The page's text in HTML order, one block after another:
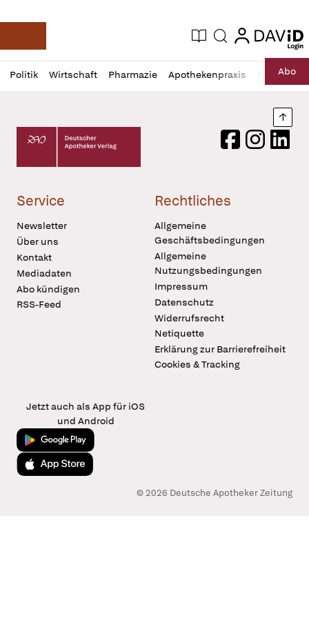
Deutsche Apotheker Zeitung
Aktuelle Ausgabe
Suche login
login
Politik Wirtschaft Pharmazie Apothekenpraxis RechtAbo
Profil
öffnen
Daz
Pur
Deutscher Apotheker Verlag Logo
FacebookInstagram
Service
Newsletter
Über uns
Kontakt
Mediadaten
Abo kündigen
RSS-Feed
Rechtliches
Allgemeine
Geschäftsbedingungen
Allgemeine
Nutzungsbedingungen
Impressum
Datenschutz
Widerrufsrecht
Netiquette
Erklärung zur Barrierefreiheit
Cookies & Tracking
Jetzt auch als App für iOS
und Android
Jetzt bei Google Play
Laden im App Store
© 2026 Deutsche Apotheker Zeitung